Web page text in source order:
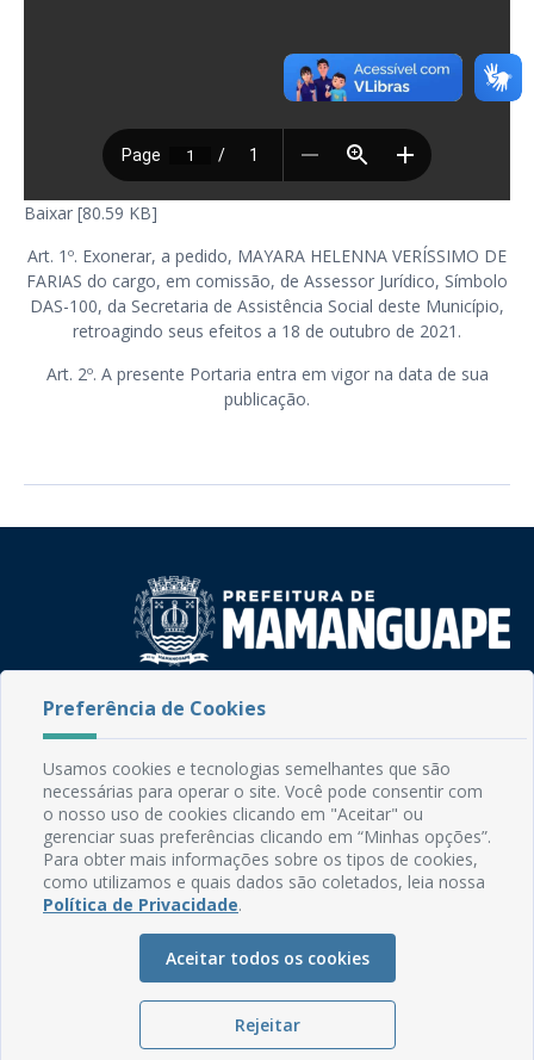
Baixar [80.59 KB]
Art. 1º. Exonerar, a pedido, MAYARA HELENNA VERÍSSIMO DE
FARIAS do cargo, em comissão, de Assessor Jurídico, Símbolo
DAS-100, da Secretaria de Assistência Social deste Município,
retroagindo seus efeitos a 18 de outubro de 2021.
Art. 2º. A presente Portaria entra em vigor na data de sua
publicação.
Rua do Imperador, 78, Centro
Email: comunicacao@mamanguape.pb.gov.br
Expediente: Segunda à Sexta, das 08h às 13h
Mapa do Site
Perguntas frequentes
Manual de Navegação
Glossário
Ouvidoria
Serviços Internos
Preferência de Cookies
Usamos cookies e tecnologias semelhantes que são
necessárias para operar o site. Você pode consentir com
o nosso uso de cookies clicando em "Aceitar" ou
gerenciar suas preferências clicando em “Minhas opções”.
Para obter mais informações sobre os tipos de cookies,
como utilizamos e quais dados são coletados, leia nossa
Política de Privacidade.
Aceitar todos os cookies
Rejeitar